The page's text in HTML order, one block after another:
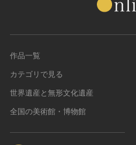
作品一覧
カテゴリで見る
世界遺産と無形文化遺産
全国の美術館・博物館